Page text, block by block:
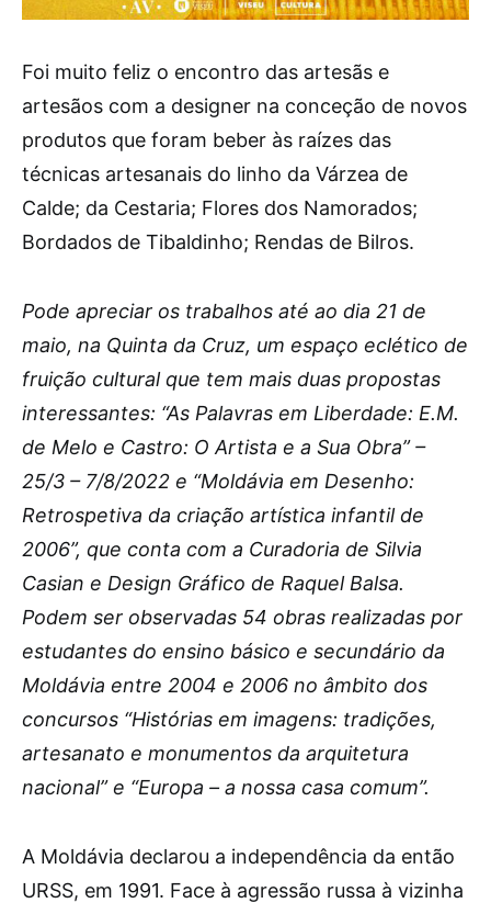
Foi muito feliz o encontro das artesãs e
artesãos com a designer na conceção de novos
produtos que foram beber às raízes das
técnicas artesanais do linho da Várzea de
Calde; da Cestaria; Flores dos Namorados;
Bordados de Tibaldinho; Rendas de Bilros.
Pode apreciar os trabalhos até ao dia 21 de
maio, na Quinta da Cruz, um espaço eclético de
fruição cultural que tem mais duas propostas
interessantes: “As Palavras em Liberdade: E.M.
de Melo e Castro: O Artista e a Sua Obra” –
25/3 – 7/8/2022 e “Moldávia em Desenho:
Retrospetiva da criação artística infantil de
2006”, que conta com a Curadoria de Silvia
Casian e Design Gráfico de Raquel Balsa.
Podem ser observadas 54 obras realizadas por
estudantes do ensino básico e secundário da
Moldávia entre 2004 e 2006 no âmbito dos
concursos “Histórias em imagens: tradições,
artesanato e monumentos da arquitetura
nacional” e “Europa – a nossa casa comum”.
A Moldávia declarou a independência da então
URSS, em 1991. Face à agressão russa à vizinha